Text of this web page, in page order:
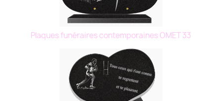
Plaques funéraires contemporaines OMET 33